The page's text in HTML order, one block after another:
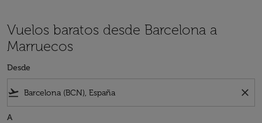
Vuelos baratos desde Barcelona a
Marruecos
Desde
flight_takeoff close
A